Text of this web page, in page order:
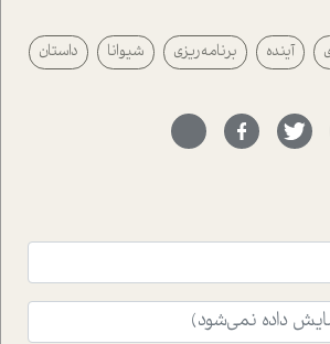
می کند.در بخش دو فنجان داغ به سراغ افرادی
را در عمل به اثبات رسانده اند؛ سید
که بیست و پنجمین سال فعالیت حرفه
کرامت عزیز زاده؛ سفیر صلح و دوستی که
بیش از هفتاد کشور و کاشتن درخت، به نماد
زیست و منابع طبیعی تبدیل گشته
اجنبی ها در این شماره به دو موضوع
انگیز جین گودال و تاثیرات کاوش های
شامپانزه ها بر زندگی امروزی ما نگاهی
افکنده است.فصل اتاق 333 شما را پای صحبت یک تجربه ی
با اختلال شخصیت اسکزوئید و مشکلات و نیز
قرار می دهد که در اتاق درمان اتفاق افتاده
آینده برنامه‌ریزی شیوانا داستان